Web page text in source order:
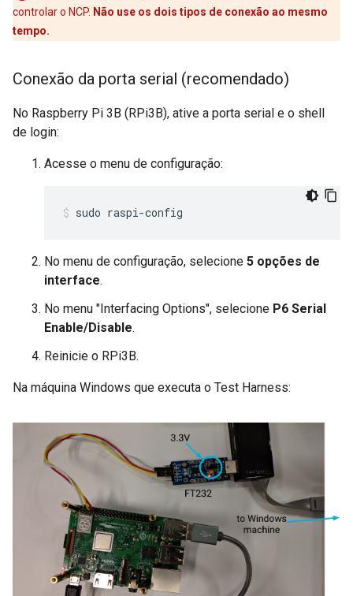
controlar o NCP. Não use os dois tipos de conexão ao mesmo
tempo.
Conexão da porta serial (recomendado)
No Raspberry Pi 3B (RPi3B), ative a porta serial e o shell
de login:
Acesse o menu de configuração:
sudo raspi-config
No menu de configuração, selecione 5 opções de
interface.
No menu "Interfacing Options", selecione P6 Serial
Enable/Disable.
Reinicie o RPi3B.
Na máquina Windows que executa o Test Harness: